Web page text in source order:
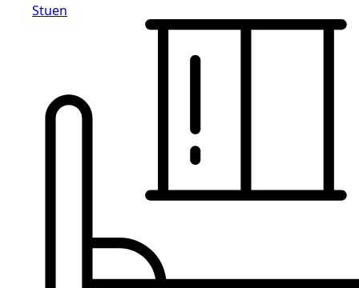
Stuen